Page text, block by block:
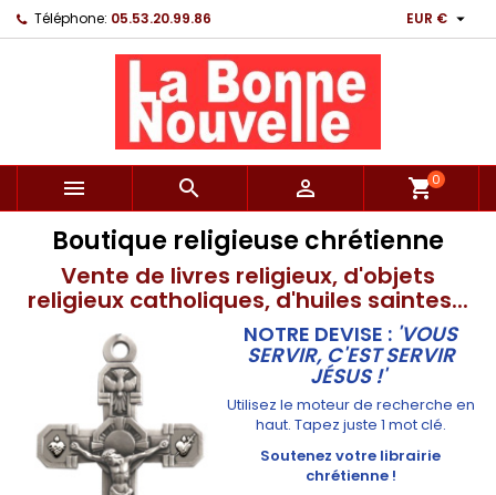
Téléphone: 05.53.20.99.86 EUR € 
   shopping_cart0
Boutique religieuse chrétienne
Vente de livres religieux, d'objets
religieux catholiques, d'huiles saintes...
NOTRE DEVISE : 'VOUS
SERVIR, C'EST SERVIR
JÉSUS !'
Utilisez le moteur de recherche en
haut. Tapez juste 1 mot clé.
Soutenez votre librairie
chrétienne !